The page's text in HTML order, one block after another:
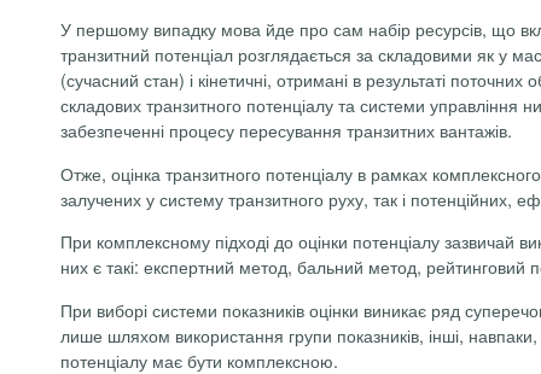
У першому випадку мова йде про сам набір ресурсів, що
транзитний потенціал розглядається за складовими як у
(сучасний стан) і кінетичні, отримані в результаті поточних
складових транзитного потенціалу та системи управління
забезпеченні процесу пересування транзитних вантажів.
Отже, оцінка транзитного потенціалу в рамках
залучених у систему транзитного руху, так і потенційних,
При комплексному підході до оцінки потенціалу зазвичай
них є такі: експертний метод, бальний метод, рейтинговий
При виборі системи показників оцінки виникає ряд
лише шляхом використання групи показників, інші,
потенціалу має бути комплексною.